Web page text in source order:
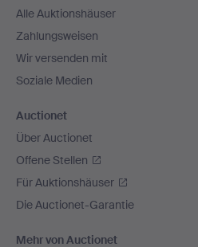
Alle Auktionshäuser
Zahlungsweisen
Wir versenden mit
Soziale Medien
Auctionet
Über Auctionet
Offene Stellen
Für Auktionshäuser
Die Auctionet-Garantie
Mehr von Auctionet